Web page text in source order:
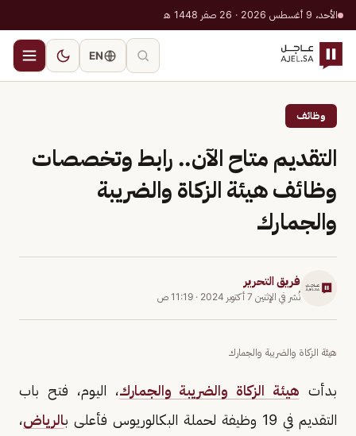
الأحد، 9 أغسطس 2026 · 26 صفر 1448 هـ
EN
وظائف
التقديم متاح الآن.. رابط وتخصصات
وظائف هيئة الزكاة والضريبة
والجمارك
فريق التحرير
نُشر في الإثنين 7 أكتوبر 2024 · 11:19 ص
هيئة الزكاة والضريبة والجمارك
بدأت هيئة الزكاة والضريبة والجمارك، اليوم، فتح باب
التقديم في 19 وظيفة لحملة البكالوريوس فأعلى ب
الرياض،